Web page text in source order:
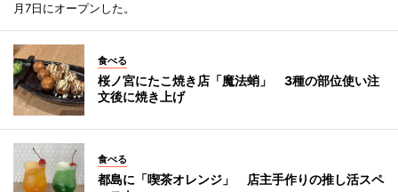
月7日にオープンした。
食べる
桜ノ宮にたこ焼き店「魔法蛸」 3種の部位使い注
文後に焼き上げ
食べる
都島に「喫茶オレンジ」 店主手作りの推し活スペ